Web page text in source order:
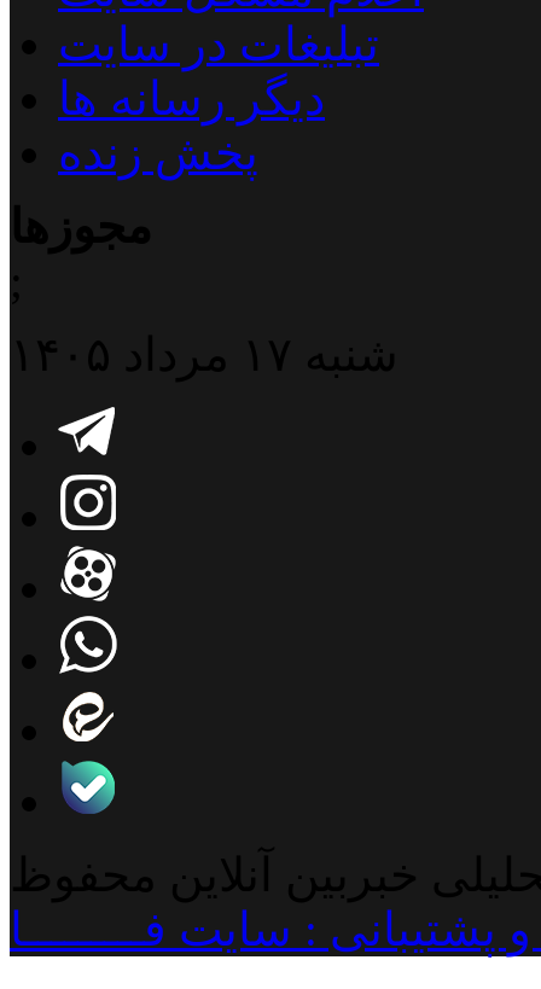
تبلیغات در سایت
دیگر رسانه ها
پخش زنده
مجوزها
;
شنبه ۱۷ مرداد ۱۴۰۵
خبربین آنلاین محفوظ
: سایت فـــــــــا